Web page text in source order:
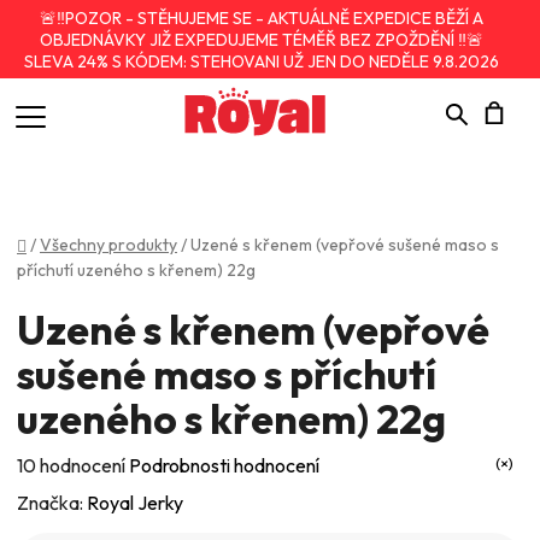
🚨‼️POZOR - STĚHUJEME SE - AKTUÁLNĚ EXPEDICE BĚŽÍ A
OBJEDNÁVKY JIŽ EXPEDUJEME TÉMĚŘ BEZ ZPOŽDĚNÍ ‼️🚨
SLEVA 24% S KÓDEM: STEHOVANI UŽ JEN DO NEDĚLE 9.8.2026
Hledat
Domů
/Všechny produkty/Uzené s křenem (vepřové sušené maso s
příchutí uzeného s křenem) 22g
Uzené s křenem (vepřové
sušené maso s příchutí
uzeného s křenem) 22g
Průměrné
hodnocení
10 hodnocení Podrobnosti hodnocení
Značka: Royal Jerky